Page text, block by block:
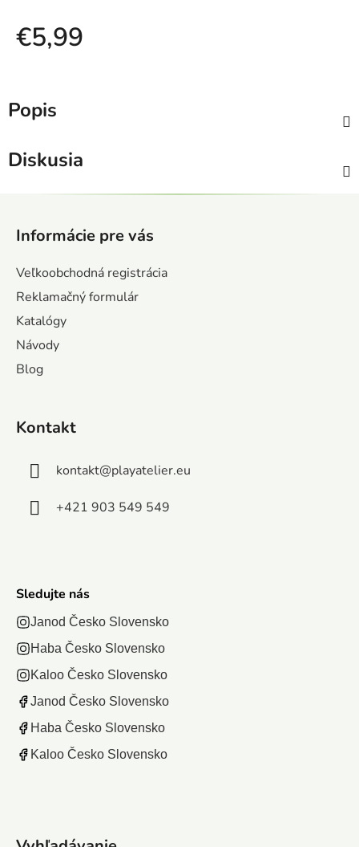
€5,99
Popis
Diskusia
Informácie pre vás
Veľkoobchodná registrácia
Reklamačný formulár
Katalógy
Návody
Blog
Kontakt
kontakt@playatelier.eu
+421 903 549 549
Sledujte nás
Janod Česko Slovensko
Haba Česko Slovensko
Kaloo Česko Slovensko
Janod Česko Slovensko
Haba Česko Slovensko
Kaloo Česko Slovensko